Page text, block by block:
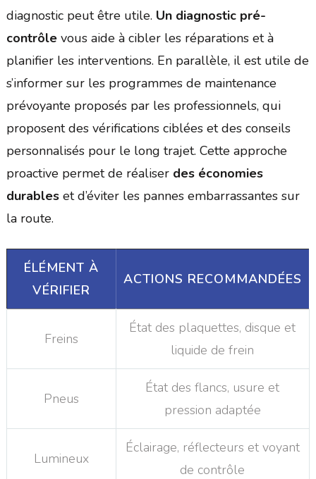
diagnostic peut être utile. Un diagnostic pré-
contrôlevous aide à cibler les réparations et à
planifier les interventions. En parallèle, il est utile de
s’informer sur les programmes de maintenance
prévoyante proposés par les professionnels, qui
proposent des vérifications ciblées et des conseils
personnalisés pour le long trajet. Cette approche
proactive permet de réaliser des économies
durableset d’éviter les pannes embarrassantes sur
la route.
ÉLÉMENT À
VÉRIFIER
ACTIONS RECOMMANDÉES
Freins
État des plaquettes, disque et
liquide de frein
Pneus
État des flancs, usure et
pression adaptée
Lumineux
Éclairage, réflecteurs et voyant
de contrôle